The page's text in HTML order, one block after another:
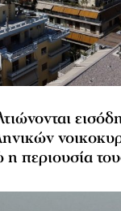
περιουσία